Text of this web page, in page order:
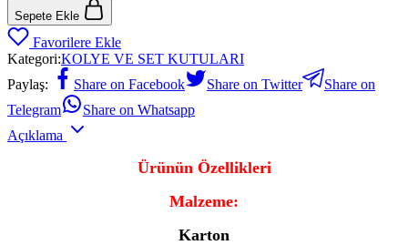
Sepete Ekle
Favorilere Ekle
Kategori:KOLYE VE SET KUTULARI
Paylaş:
Share on Facebook Share on Twitter
Share on
Telegram
Share on Whatsapp
Açıklama
Ürünün Özellikleri
Malzeme:
Karton